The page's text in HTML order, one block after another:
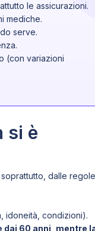
le assicurazioni.
mediche.
serve.
(con variazioni
si è
dalle
idoneità, condizioni).
60 anni, mentre